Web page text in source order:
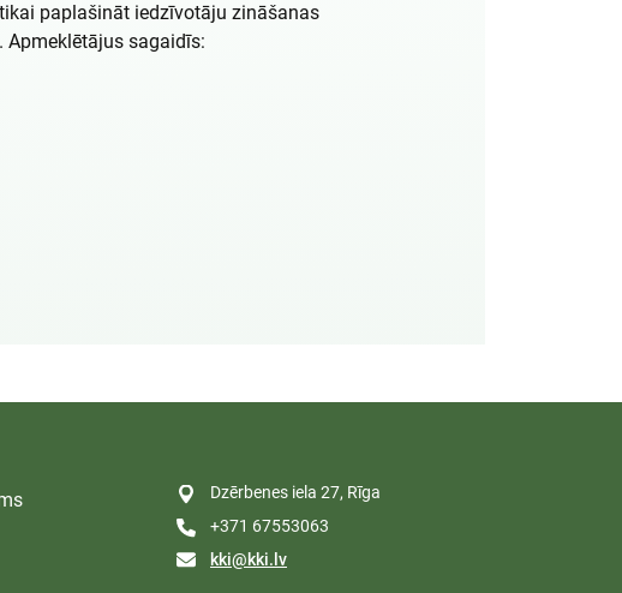
paplašināt iedzīvotāju zināšanas
Apmeklētājus sagaidīs:
Dzērbenes iela 27, Rīga
+371 67553063
kki@kki.lv